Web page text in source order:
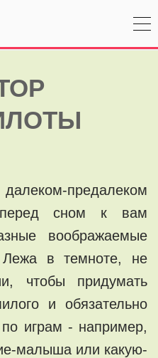
предалеком
перед сном к вам
воображаемые
в темноте, не
чтобы придумать
и обязательно
по играм - например,
малыша или какую-